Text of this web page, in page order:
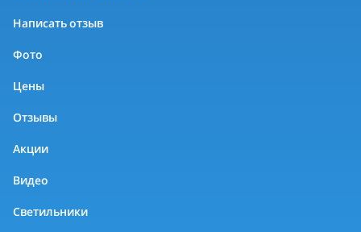
Написать отзыв
Фото
Цены
Отзывы
Акции
Видео
Светильники